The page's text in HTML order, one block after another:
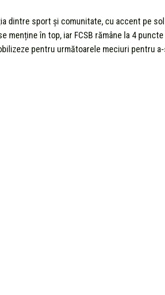
dintre sport și comunitate, cu accent pe
menține în top, iar FCSB rămâne la 4
pentru următoarele meciuri pentru